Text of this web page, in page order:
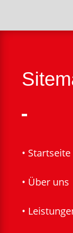
• Startseite
• Über uns
•